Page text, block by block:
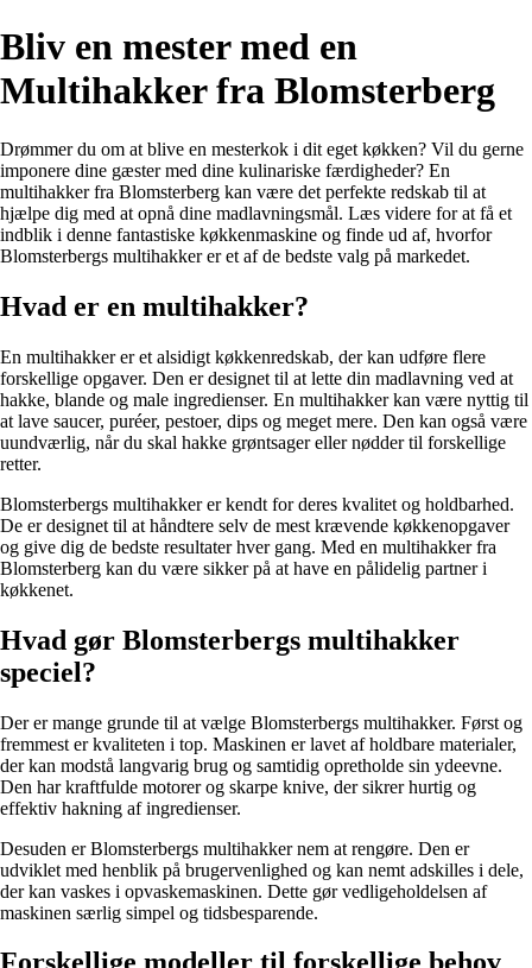
Bliv en mester med en
Multihakker fra Blomsterberg
Drømmer du om at blive en mesterkok i dit eget køkken? Vil du gerne
imponere dine gæster med dine kulinariske færdigheder? En
multihakker fra Blomsterberg kan være det perfekte redskab til at
hjælpe dig med at opnå dine madlavningsmål. Læs videre for at få et
indblik i denne fantastiske køkkenmaskine og finde ud af, hvorfor
Blomsterbergs multihakker er et af de bedste valg på markedet.
Hvad er en multihakker?
En multihakker er et alsidigt køkkenredskab, der kan udføre flere
forskellige opgaver. Den er designet til at lette din madlavning ved at
hakke, blande og male ingredienser. En multihakker kan være nyttig til
at lave saucer, puréer, pestoer, dips og meget mere. Den kan også være
uundværlig, når du skal hakke grøntsager eller nødder til forskellige
retter.
Blomsterbergs multihakker er kendt for deres kvalitet og holdbarhed.
De er designet til at håndtere selv de mest krævende køkkenopgaver
og give dig de bedste resultater hver gang. Med en multihakker fra
Blomsterberg kan du være sikker på at have en pålidelig partner i
køkkenet.
Hvad gør Blomsterbergs multihakker
speciel?
Der er mange grunde til at vælge Blomsterbergs multihakker. Først og
fremmest er kvaliteten i top. Maskinen er lavet af holdbare materialer,
der kan modstå langvarig brug og samtidig opretholde sin ydeevne.
Den har kraftfulde motorer og skarpe knive, der sikrer hurtig og
effektiv hakning af ingredienser.
Desuden er Blomsterbergs multihakker nem at rengøre. Den er
udviklet med henblik på brugervenlighed og kan nemt adskilles i dele,
der kan vaskes i opvaskemaskinen. Dette gør vedligeholdelsen af ​​
maskinen særlig simpel og tidsbesparende.